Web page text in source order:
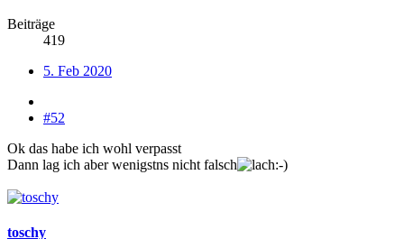
Beiträge
419
5. Feb 2020
#52
Ok das habe ich wohl verpasst
Dann lag ich aber wenigstns nicht falsch
toschy